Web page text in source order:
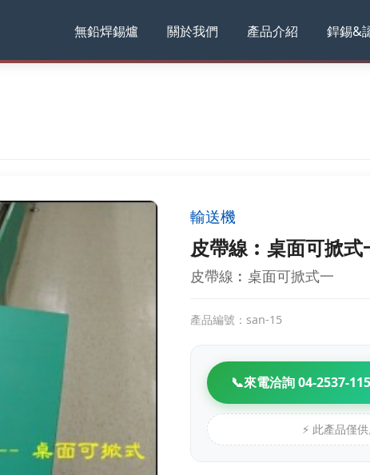
無鉛焊錫爐 關於我們 產品介紹 銲錫&
輸送機
皮帶線︰桌面可掀式
皮帶線︰桌面可掀式一
產品編號：san-15
📞來電洽詢 04-2537-
⚡ 此產品僅